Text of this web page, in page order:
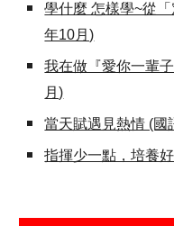
學什麼 怎樣學~從
年10月)
我在做『愛你一輩
月)
當天賦遇見熱情 (國
指揮少一點，培養